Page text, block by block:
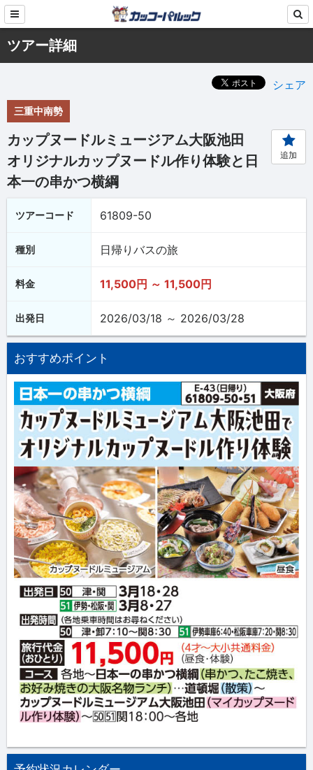
ツアー詳細
シェア
三重中南勢
カップヌードルミュージアム大阪池田
オリジナルカップヌードル作り体験と日
本一の串かつ横綱
追加
ツアーコード 61809-50
種別 日帰りバスの旅
料金 11,500円 ～ 11,500円
出発日 2026/03/18 ～ 2026/03/28
おすすめポイント